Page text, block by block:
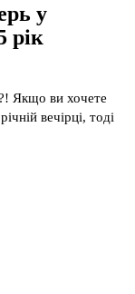
у
рік
Якщо ви хочете
вечірці, тоді